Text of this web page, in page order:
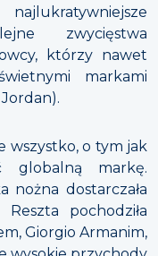
zwycięstwa
którzy nawet
markami
wszystko, o tym jak
globalną markę.
nożna dostarczała
pochodziła
Giorgio Armanim,